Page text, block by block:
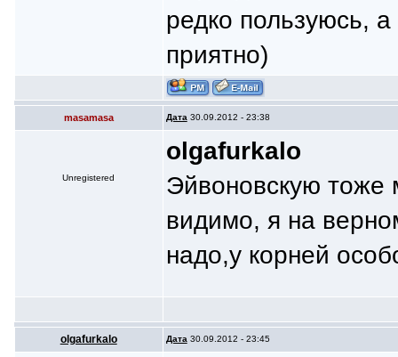
редко пользуюсь,
приятно)
masamasa Дата 30.09.2012 - 23:38
Unregistered
olgafurkalo
Эйвоновскую тоже
видимо, я на
надо,у корней
olgafurkalo Дата 30.09.2012 - 23:45